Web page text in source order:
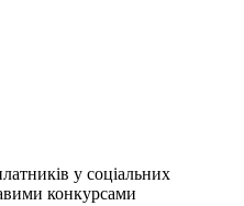
у соціальних
конкурсами